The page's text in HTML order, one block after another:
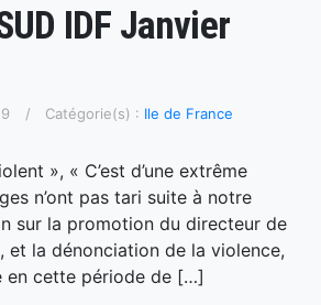
IDF Janvier
Catégorie(s) : Ile de France
», « C’est d’une extrême
n’ont pas tari suite à notre
sur la promotion du directeur de
et la dénonciation de la violence,
en cette période de […]